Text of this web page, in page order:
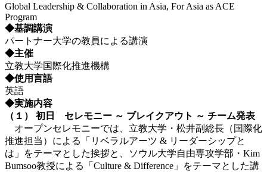
Global Leadership & Collaboration in Asia, For Asia as ACE
Program
◆基調講演
パートナー大学の教員による講演
◆主催
立教大学国際化推進機構
◆使用言語
英語
◆実施内容
（１） 初日 セレモニー ～ ブレイクアウト ～ チーム発表
オープンセレモニーでは、立教大学・松井副総長（国際化
推進担当）による「リベラルアーツ & リーダーシップと
は」をテーマとした挨拶と、ソウル大学自由専攻学部・Kim
Bumsoo教授による「Culture & Difference」をテーマとした講